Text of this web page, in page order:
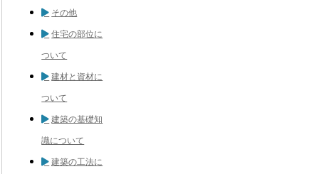
その他
住宅の部位に
ついて
建材と資材に
ついて
建築の基礎知
識について
建築の工法に